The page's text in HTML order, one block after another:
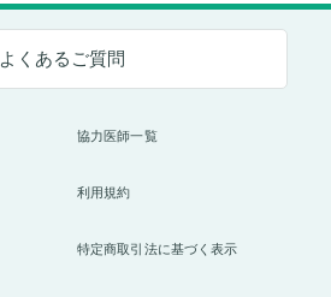
よくあるご質問
協力医師一覧
利用規約
特定商取引法に基づく表示